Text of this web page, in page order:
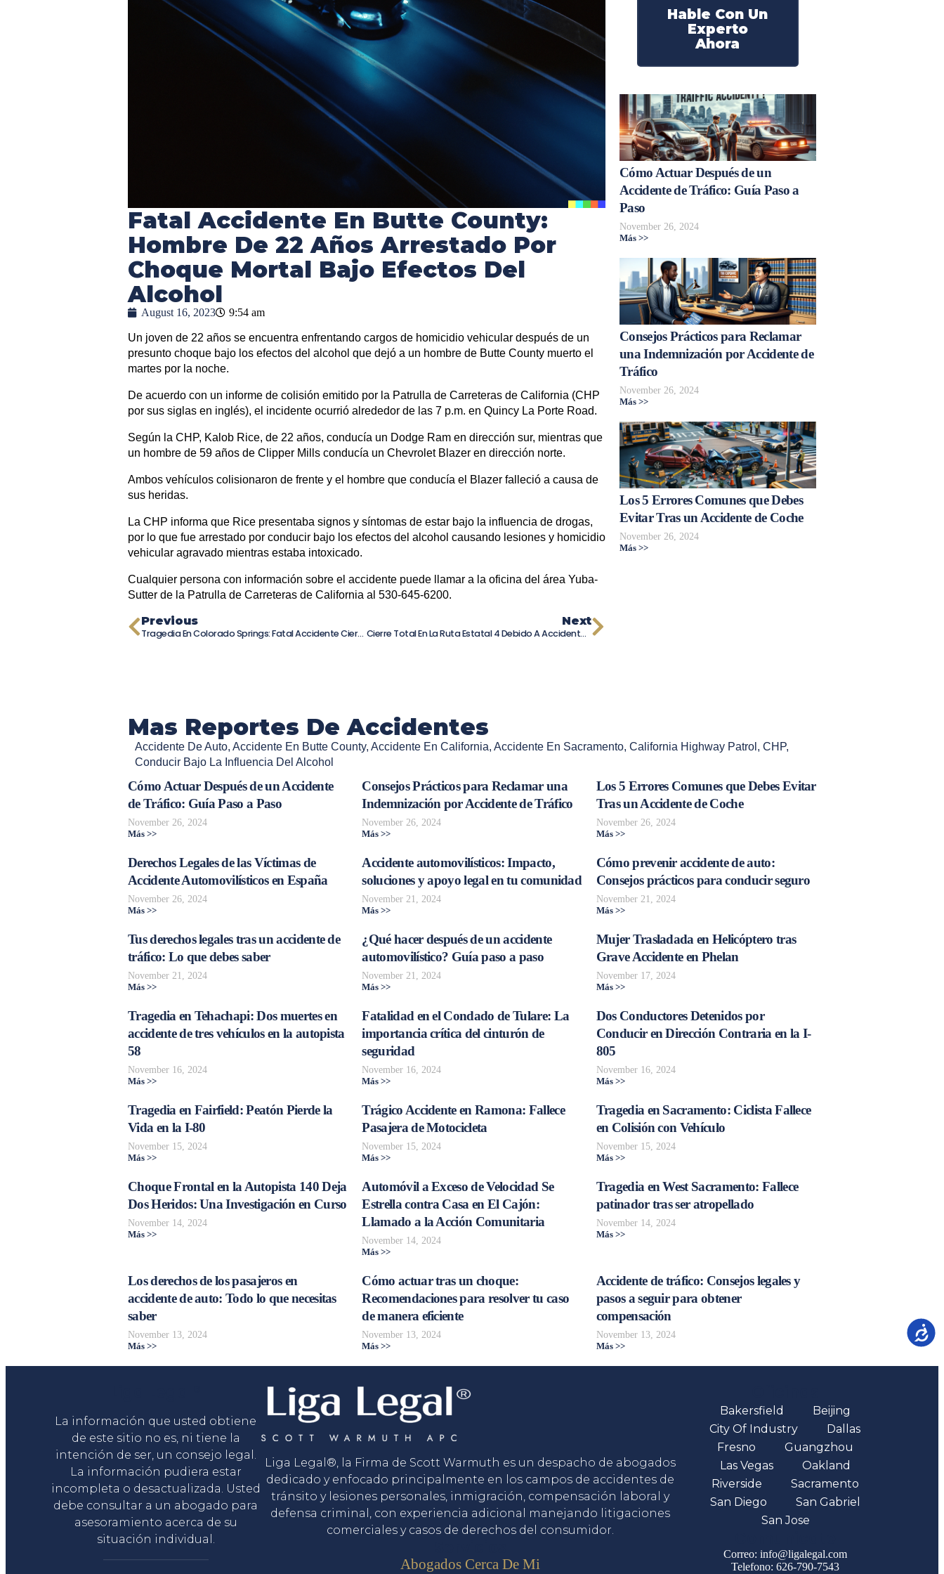
Fatal Accidente En Butte County:
Hombre De 22 Años Arrestado Por
Choque Mortal Bajo Efectos Del
Alcohol
August 16, 2023 9:54 am
Un joven de 22 años se encuentra enfrentando cargos de homicidio vehicular después de un
presunto choque bajo los efectos del alcohol que dejó a un hombre de Butte County muerto el
martes por la noche.
De acuerdo con un informe de colisión emitido por la Patrulla de Carreteras de California (CHP
por sus siglas en inglés), el incidente ocurrió alrededor de las 7 p.m. en Quincy La Porte Road.
Según la CHP, Kalob Rice, de 22 años, conducía un Dodge Ram en dirección sur, mientras que
un hombre de 59 años de Clipper Mills conducía un Chevrolet Blazer en dirección norte.
Ambos vehículos colisionaron de frente y el hombre que conducía el Blazer falleció a causa de
sus heridas.
La CHP informa que Rice presentaba signos y síntomas de estar bajo la influencia de drogas,
por lo que fue arrestado por conducir bajo los efectos del alcohol causando lesiones y homicidio
vehicular agravado mientras estaba intoxicado.
Cualquier persona con información sobre el accidente puede llamar a la oficina del área Yuba-
Sutter de la Patrulla de Carreteras de California al 530-645-6200.
Previous
Tragedia En Colorado Springs: Fatal Accidente Cierra Calle Circle En Dirección Oeste
Next
Cierre Total En La Ruta Estatal 4 Debido A Accidente Vehicular: Tráfico Desviado
Hable Con Un
Experto
Ahora
Cómo Actuar Después de un
Accidente de Tráfico: Guía Paso a
Paso
November 26, 2024
Más >>
Consejos Prácticos para Reclamar
una Indemnización por Accidente de
Tráfico
November 26, 2024
Más >>
Los 5 Errores Comunes que Debes
Evitar Tras un Accidente de Coche
November 26, 2024
Más >>
Mas Reportes De Accidentes
Accidente De Auto, Accidente En Butte County, Accidente En California, Accidente En Sacramento, California Highway Patrol , CHP,
Conducir Bajo La Influencia Del Alcohol
Cómo Actuar Después de un Accidente
de Tráfico: Guía Paso a Paso
November 26, 2024
Más >>
Consejos Prácticos para Reclamar una
Indemnización por Accidente de Tráfico
November 26, 2024
Más >>
Los 5 Errores Comunes que Debes Evitar
Tras un Accidente de Coche
November 26, 2024
Más >>
Derechos Legales de las Víctimas de
Accidente Automovilísticos en España
November 26, 2024
Más >>
Accidente automovilísticos: Impacto,
soluciones y apoyo legal en tu comunidad
November 21, 2024
Más >>
Cómo prevenir accidente de auto:
Consejos prácticos para conducir seguro
November 21, 2024
Más >>
Tus derechos legales tras un accidente de
tráfico: Lo que debes saber
November 21, 2024
Más >>
¿Qué hacer después de un accidente
automovilístico? Guía paso a paso
November 21, 2024
Más >>
Mujer Trasladada en Helicóptero tras
Grave Accidente en Phelan
November 17, 2024
Más >>
Tragedia en Tehachapi: Dos muertes en
accidente de tres vehículos en la autopista
58
November 16, 2024
Más >>
Fatalidad en el Condado de Tulare: La
importancia crítica del cinturón de
seguridad
November 16, 2024
Más >>
Dos Conductores Detenidos por
Conducir en Dirección Contraria en la I-
805
November 16, 2024
Más >>
Tragedia en Fairfield: Peatón Pierde la
Vida en la I-80
November 15, 2024
Más >>
Trágico Accidente en Ramona: Fallece
Pasajera de Motocicleta
November 15, 2024
Más >>
Tragedia en Sacramento: Ciclista Fallece
en Colisión con Vehículo
November 15, 2024
Más >>
Choque Frontal en la Autopista 140 Deja
Dos Heridos: Una Investigación en Curso
November 14, 2024
Más >>
Automóvil a Exceso de Velocidad Se
Estrella contra Casa en El Cajón:
Llamado a la Acción Comunitaria
November 14, 2024
Más >>
Tragedia en West Sacramento: Fallece
patinador tras ser atropellado
November 14, 2024
Más >>
Los derechos de los pasajeros en
accidente de auto: Todo lo que necesitas
saber
November 13, 2024
Más >>
Cómo actuar tras un choque:
Recomendaciones para resolver tu caso
de manera eficiente
November 13, 2024
Más >>
Accidente de tráfico: Consejos legales y
pasos a seguir para obtener
compensación
November 13, 2024
Más >>
La información que usted obtiene
de este sitio no es, ni tiene la
intención de ser, un consejo legal.
La información pudiera estar
incompleta o desactualizada. Usted
debe consultar a un abogado para
asesoramiento acerca de su
situación individual.
Liga Legal®, la Firma de Scott Warmuth es un despacho de abogados
dedicado y enfocado principalmente en los campos de accidentes de
tránsito y lesiones personales, inmigración, compensación laboral y
defensa criminal, con experiencia adicional manejando litigaciones
comerciales y casos de derechos del consumidor.
Abogados Cerca De Mi
Bakersfield
Beijing
City Of Industry
Dallas
Fresno
Guangzhou
Las Vegas
Oakland
Riverside
Sacramento
San Diego
San Gabriel
San Jose
Correo: info@ligalegal.com
Telefono: 626-790-7543